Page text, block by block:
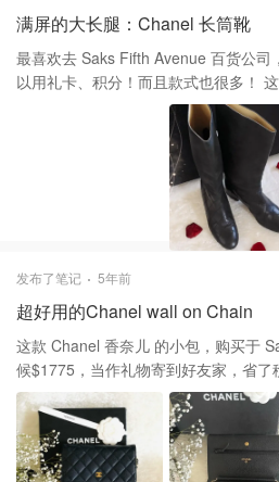
满屏的大长腿：Chanel 长筒靴
最喜欢去 Saks Fifth Avenue 百货公司
以用礼卡、积分！而且款式也很多！ 这款 Chanel 香奈儿 的半筒长
靴购买于 Saks Fifth Avenue ，当时原
$1445，全靠我那个好Saler 帮我留着呢！ 里外全皮，小小圆头
典棱格子的设计，一脚蹬鞋套脚，方
有问题，后跟部有小个双C的Logo. 可
有型，每次穿出去都被别人称赞。 谢谢大家的喜欢和支持❤️❤️❤️ 长
发布了笔记 5年前
超好用的Chanel wall on Chain
这款 Chanel 香奈儿 的小包，购买于
候$1775，当作礼物寄到好友家，省
升了1000，早买早赚到！ 这款是荔枝皮，耐磨耐用，里面有夹层，
（见图6）可以放大张紙币哦！可以放
用的！出去的时候装上这些重要东西，
背后还有一小格可以放些小卡之类的。 有几种用法：1: 可以单链斜